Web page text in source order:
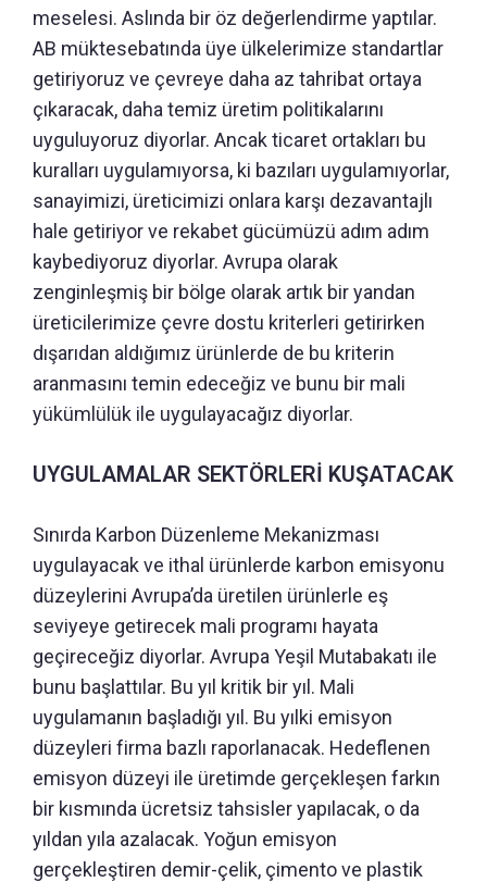
meselesi. Aslında bir öz değerlendirme yaptılar.
AB müktesebatında üye ülkelerimize standartlar
getiriyoruz ve çevreye daha az tahribat ortaya
çıkaracak, daha temiz üretim politikalarını
uyguluyoruz diyorlar. Ancak ticaret ortakları bu
kuralları uygulamıyorsa, ki bazıları uygulamıyorlar,
sanayimizi, üreticimizi onlara karşı dezavantajlı
hale getiriyor ve rekabet gücümüzü adım adım
kaybediyoruz diyorlar. Avrupa olarak
zenginleşmiş bir bölge olarak artık bir yandan
üreticilerimize çevre dostu kriterleri getirirken
dışarıdan aldığımız ürünlerde de bu kriterin
aranmasını temin edeceğiz ve bunu bir mali
yükümlülük ile uygulayacağız diyorlar.
UYGULAMALAR SEKTÖRLERİ KUŞATACAK
Sınırda Karbon Düzenleme Mekanizması
uygulayacak ve ithal ürünlerde karbon emisyonu
düzeylerini Avrupa’da üretilen ürünlerle eş
seviyeye getirecek mali programı hayata
geçireceğiz diyorlar. Avrupa Yeşil Mutabakatı ile
bunu başlattılar. Bu yıl kritik bir yıl. Mali
uygulamanın başladığı yıl. Bu yılki emisyon
düzeyleri firma bazlı raporlanacak. Hedeflenen
emisyon düzeyi ile üretimde gerçekleşen farkın
bir kısmında ücretsiz tahsisler yapılacak, o da
yıldan yıla azalacak. Yoğun emisyon
gerçekleştiren demir-çelik, çimento ve plastik